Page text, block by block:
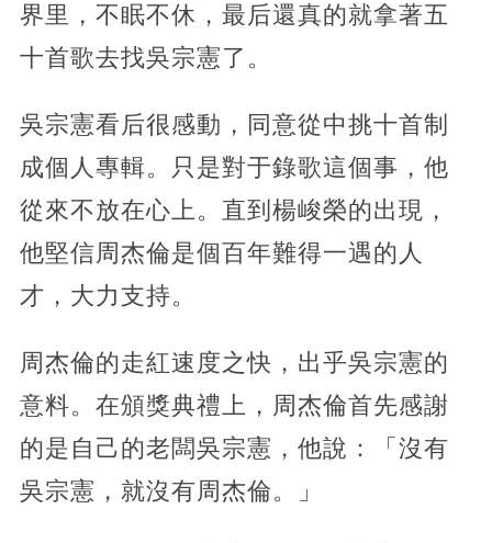
界里，不眠不休，最后還真的就拿著五
十首歌去找吳宗憲了。
吳宗憲看后很感動，同意從中挑十首制
成個人專輯。只是對于錄歌這個事，他
從來不放在心上。直到楊峻榮的出現，
他堅信周杰倫是個百年難得一遇的人
才，大力支持。
周杰倫的走紅速度之快，出乎吳宗憲的
意料。在頒獎典禮上，周杰倫首先感謝
的是自己的老闆吳宗憲，他說：「沒有
吳宗憲，就沒有周杰倫。」